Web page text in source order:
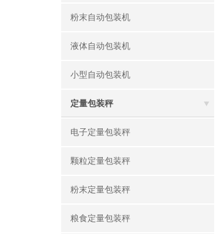
粉末自动包装机
液体自动包装机
小型自动包装机
定量包装秤
电子定量包装秤
颗粒定量包装秤
粉末定量包装秤
粮食定量包装秤